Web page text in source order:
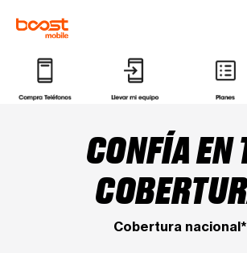
CONFÍA EN
Cobertura nacional*